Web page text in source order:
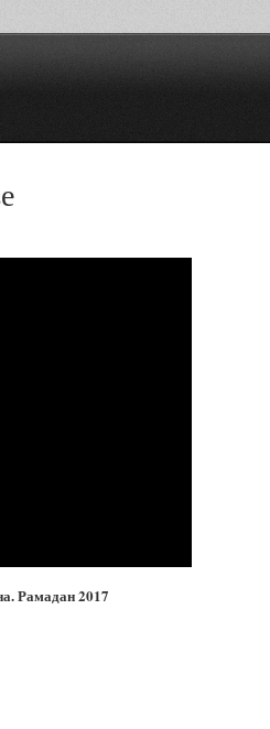
Рамадан 2017